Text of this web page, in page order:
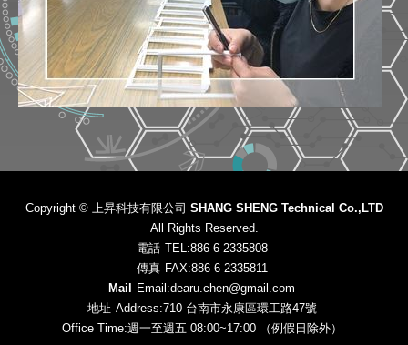
Copyright © 上昇科技有限公司 SHANG SHENG Technical Co.,LTD
All Rights Reserved.
電話 TEL:886-6-2335808
傳真 FAX:886-6-2335811
Mail
Email:dearu.chen@gmail.com
地址 Address:710 台南市永康區環工路47號
Office Time:週一至週五 08:00~17:00 （例假日除外）